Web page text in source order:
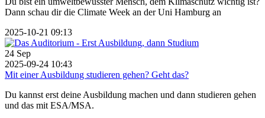
Dann schau dir die Climate Week an der Uni Hamburg an
2025-10-21 09:13
24 Sep
2025-09-24 10:43
Mit einer Ausbildung studieren gehen? Geht das?
Du kannst erst deine Ausbildung machen und dann studieren gehen
und das mit ESA/MSA.